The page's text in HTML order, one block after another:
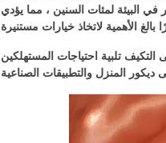
في البيئة لمئات السنين ، مما يؤدي
تلبية احتياجات المستهلكين